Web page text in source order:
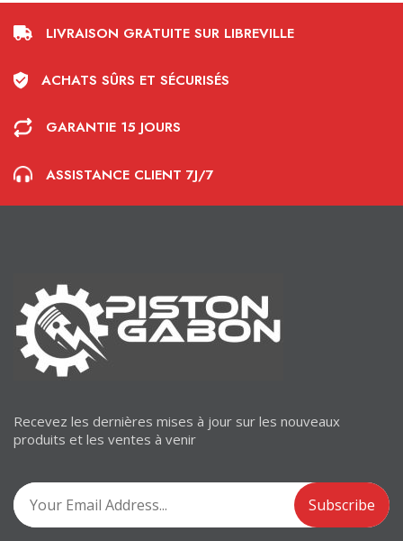
LIVRAISON GRATUITE SUR LIBREVILLE
ACHATS SÛRS ET SÉCURISÉS
GARANTIE 15 JOURS
ASSISTANCE CLIENT 7J/7
Recevez les dernières mises à jour sur les nouveaux
produits et les ventes à venir